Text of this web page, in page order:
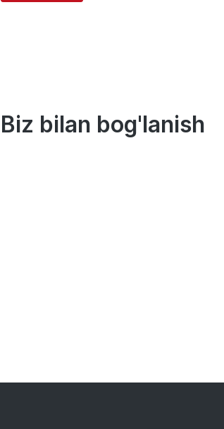
Biz bilan bog'lanish